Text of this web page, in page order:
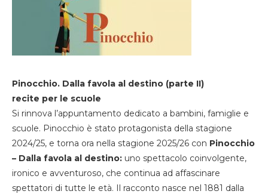
Pinocchio. Dalla favola al destino (parte II)
recite per le scuole
Si rinnova l’appuntamento dedicato a bambini, famiglie e
scuole. Pinocchio è stato protagonista della stagione
2024/25, e torna ora nella stagione 2025/26 con Pinocchio
– Dalla favola al destino: uno spettacolo coinvolgente,
ironico e avventuroso, che continua ad affascinare
spettatori di tutte le età. Il racconto nasce nel 1881 dalla